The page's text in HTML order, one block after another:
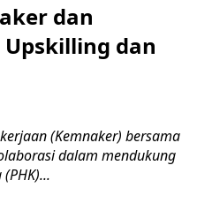
dan
dan
(Kemnaker) bersama
dalam mendukung